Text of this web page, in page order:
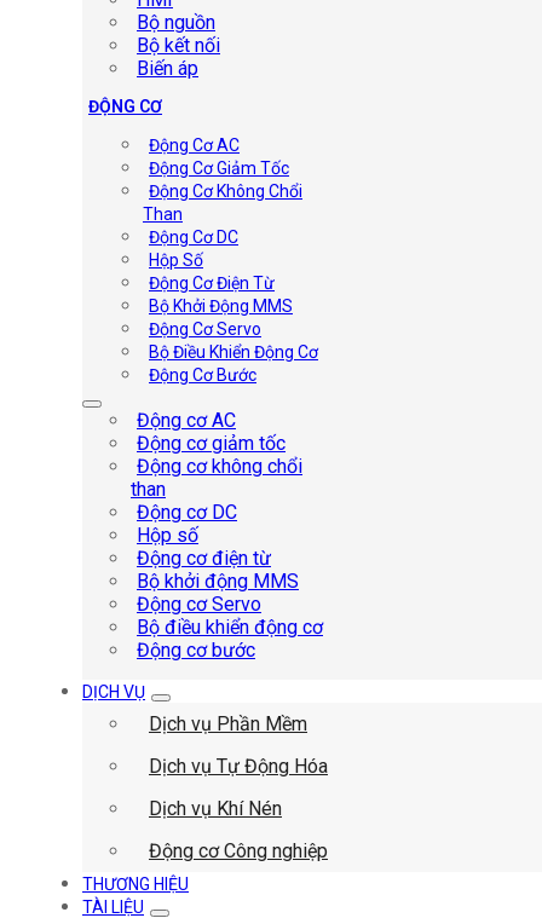
Bộ nguồn
Bộ kết nối
Biến áp
ĐỘNG CƠ
Động Cơ AC
Động Cơ Giảm Tốc
Động Cơ Không Chổi
Than
Động Cơ DC
Hộp Số
Động Cơ Điện Từ
Bộ Khởi Động MMS
Động Cơ Servo
Bộ Điều Khiển Động Cơ
Động Cơ Bước
Động cơ AC
Động cơ giảm tốc
Động cơ không chổi
than
Động cơ DC
Hộp số
Động cơ điện từ
Bộ khởi động MMS
Động cơ Servo
Bộ điều khiển động cơ
Động cơ bước
DỊCH VỤ
Dịch vụ Phần Mềm
Dịch vụ Tự Động Hóa
Dịch vụ Khí Nén
Động cơ Công nghiệp
THƯƠNG HIỆU
TÀI LIỆU